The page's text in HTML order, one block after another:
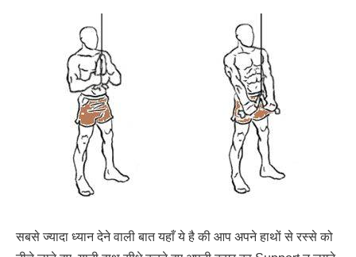
सबसे ज्यादा ध्यान देने वाली बात यहाँ ये है की आप अपने हाथों से रस्से को